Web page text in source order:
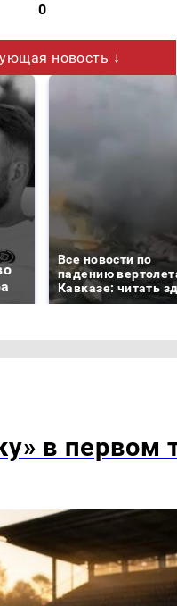
0
новость ↓
Все новости по
падению
Кавказе: читать
в первом